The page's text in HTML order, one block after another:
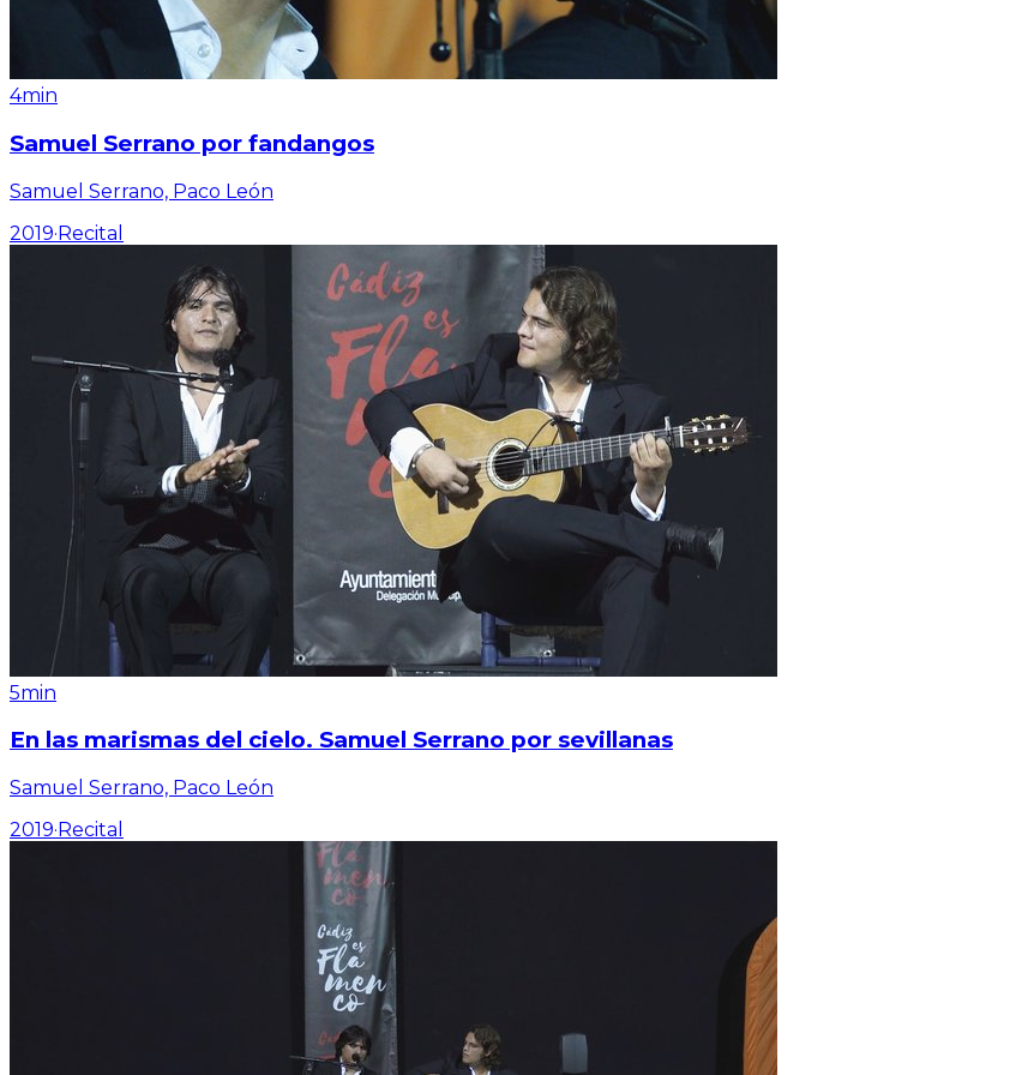
4min
Samuel Serrano por fandangos
Samuel Serrano, Paco León
2019·Recital
5min
En las marismas del cielo. Samuel Serrano por sevillanas
Samuel Serrano, Paco León
2019·Recital